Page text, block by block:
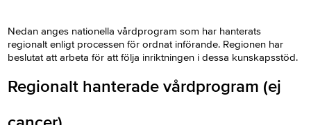
Nedan anges nationella vårdprogram som har hanterats
regionalt enligt processen för ordnat införande. Regionen har
beslutat att arbeta för att följa inriktningen i dessa kunskapsstöd.
Regionalt hanterade vårdprogram (ej